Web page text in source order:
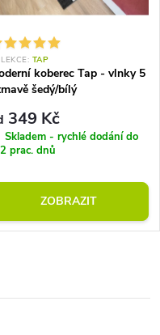
TAP
koberec Tap - vlnky 5
šedý/bílý
349 Kč
Skladem - rychlé dodání do
prac. dnů
ZOBRAZIT